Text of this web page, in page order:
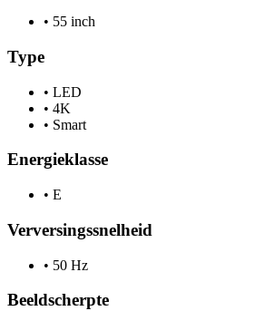
• 55 inch
Type
• LED
• 4K
• Smart
Energieklasse
• E
Verversingssnelheid
• 50 Hz
Beeldscherpte